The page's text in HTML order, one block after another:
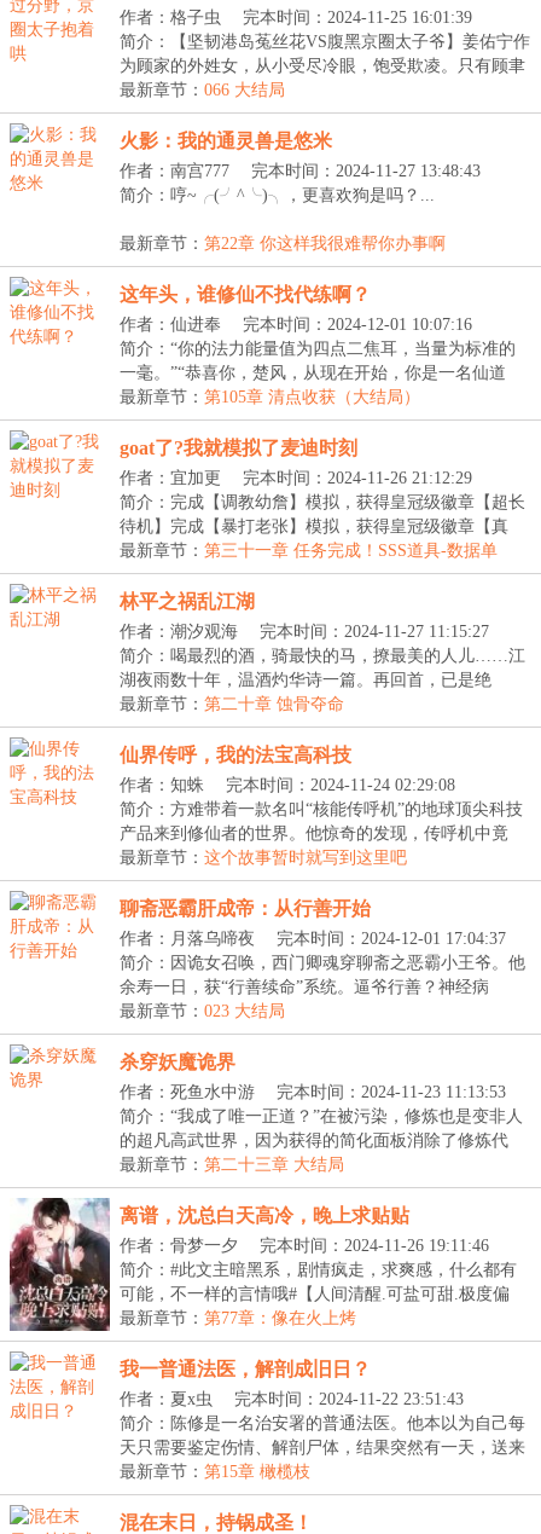
作者：格子虫
完本时间：2024-11-25 16:01:39
简介：【坚韧港岛菟丝花VS腹黑京圈太子爷】姜佑宁作
为顾家的外姓女，从小受尽冷眼，饱受欺凌。只有顾聿
衍...
最新章节： 066 大结局
火影：我的通灵兽是悠米
作者：南宫777
完本时间：2024-11-27 13:48:43
简介：哼~╭(╯^╰)╮，更喜欢狗是吗？...
最新章节： 第22章 你这样我很难帮你办事啊
这年头，谁修仙不找代练啊？
作者：仙进奉
完本时间：2024-12-01 10:07:16
简介：“你的法力能量值为四点二焦耳，当量为标准的
一毫。”“恭喜你，楚风，从现在开始，你是一名仙道
联...
最新章节： 第105章 清点收获（大结局）
goat了?我就模拟了麦迪时刻
作者：宜加更
完本时间：2024-11-26 21:12:29
简介：完成【调教幼詹】模拟，获得皇冠级徽章【超长
待机】完成【暴打老张】模拟，获得皇冠级徽章【真
·GO...
最新章节： 第三十一章 任务完成！SSS道具-数据单
林平之祸乱江湖
作者：潮汐观海
完本时间：2024-11-27 11:15:27
简介：喝最烈的酒，骑最快的马，撩最美的人儿……江
湖夜雨数十年，温酒灼华诗一篇。再回首，已是绝
巅。...
最新章节： 第二十章 蚀骨夺命
仙界传呼，我的法宝高科技
作者：知蛛
完本时间：2024-11-24 02:29:08
简介：方难带着一款名叫“核能传呼机”的地球顶尖科技
产品来到修仙者的世界。他惊奇的发现，传呼机中竟
然...
最新章节： 这个故事暂时就写到这里吧
聊斋恶霸肝成帝：从行善开始
作者：月落乌啼夜
完本时间：2024-12-01 17:04:37
简介：因诡女召唤，西门卿魂穿聊斋之恶霸小王爷。他
余寿一日，获“行善续命”系统。逼爷行善？神经病
吗？...
最新章节： 023 大结局
杀穿妖魔诡界
作者：死鱼水中游
完本时间：2024-11-23 11:13:53
简介：“我成了唯一正道？”在被污染，修炼也是变非人
的超凡高武世界，因为获得的简化面板消除了修炼代
价...
最新章节： 第二十三章 大结局
离谱，沈总白天高冷，晚上求贴贴
作者：骨梦一夕
完本时间：2024-11-26 19:11:46
简介：#此文主暗黑系，剧情疯走，求爽感，什么都有
可能，不一样的言情哦#【人间清醒.可盐可甜.极度偏
执....
最新章节： 第77章：像在火上烤
我一普通法医，解剖成旧日？
作者：夏x虫
完本时间：2024-11-22 23:51:43
简介：陈修是一名治安署的普通法医。他本以为自己每
天只需要鉴定伤情、解剖尸体，结果突然有一天，送来
一...
最新章节： 第15章 橄榄枝
混在末日，持锅成圣！